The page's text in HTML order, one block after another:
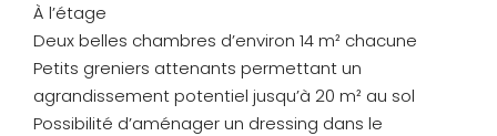
À l’étage
Deux belles chambres d’environ 14 m² chacune
Petits greniers attenants permettant un
agrandissement potentiel jusqu’à 20 m² au sol
Possibilité d’aménager un dressing dans le